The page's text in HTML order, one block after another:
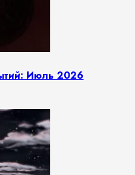
Июль 2026